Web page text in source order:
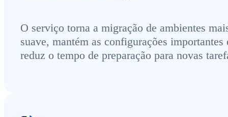
O serviço torna a migração de ambientes
suave, mantém as configurações importantes
reduz o tempo de preparação para novas